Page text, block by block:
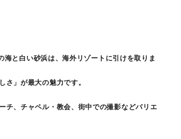
と白い砂浜は、海外リゾートに引けを取りま
」が最大の魅力です。
チ、チャペル・教会、街中での撮影などバリエ